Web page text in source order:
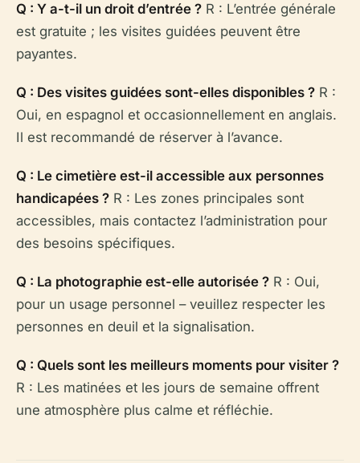
Q : Y a-t-il un droit d’entrée ? R : L’entrée générale
est gratuite ; les visites guidées peuvent être
payantes.
Q : Des visites guidées sont-elles disponibles ? R :
Oui, en espagnol et occasionnellement en anglais.
Il est recommandé de réserver à l’avance.
Q : Le cimetière est-il accessible aux personnes
handicapées ? R : Les zones principales sont
accessibles, mais contactez l’administration pour
des besoins spécifiques.
Q : La photographie est-elle autorisée ? R : Oui,
pour un usage personnel – veuillez respecter les
personnes en deuil et la signalisation.
Q : Quels sont les meilleurs moments pour visiter ?
R : Les matinées et les jours de semaine offrent
une atmosphère plus calme et réfléchie.